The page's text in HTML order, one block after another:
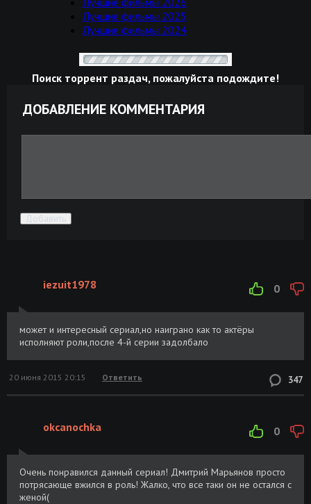
Лучшие фильмы 2025
Лучшие фильмы 2024
Поиск торрент раздач, пожалуйста подождите!
ДОБАВЛЕНИЕ КОММЕНТАРИЯ
Добавить
0
iezuit1978
может и интересный сериал,но наиграно как то актёры
исполняют роли,после 4-й серии задолбало
347
20 июня 2015 20:15 Ответить
0
okcanochka
Очень понравился данный сериал! Дмитрий Марьянов просто
потрясающе вжился в роль! Жалко, что все таки он не остался с
женой(